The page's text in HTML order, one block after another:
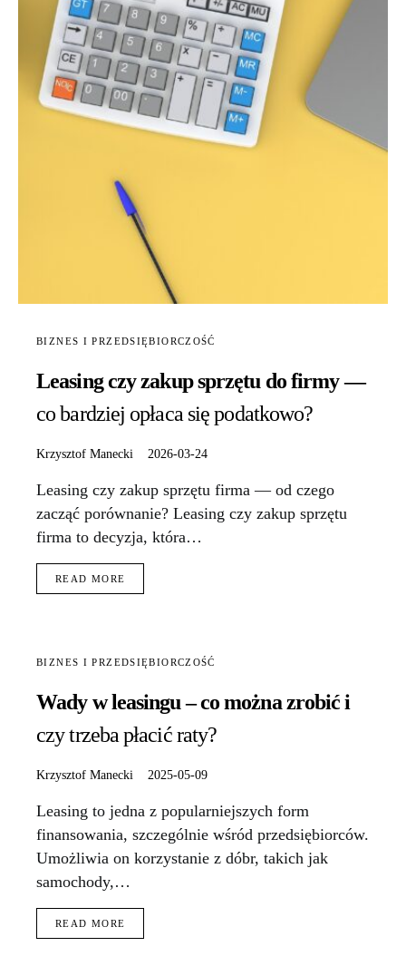
BIZNES I PRZEDSIĘBIORCZOŚĆ
Leasing czy zakup sprzętu do firmy —
co bardziej opłaca się podatkowo?
Krzysztof Manecki 2026-03-24
Leasing czy zakup sprzętu firma — od czego
zacząć porównanie? Leasing czy zakup sprzętu
firma to decyzja, która…
READ MORE
BIZNES I PRZEDSIĘBIORCZOŚĆ
Wady w leasingu – co można zrobić i
czy trzeba płacić raty?
Krzysztof Manecki 2025-05-09
Leasing to jedna z popularniejszych form
finansowania, szczególnie wśród przedsiębiorców.
Umożliwia on korzystanie z dóbr, takich jak
samochody,…
READ MORE